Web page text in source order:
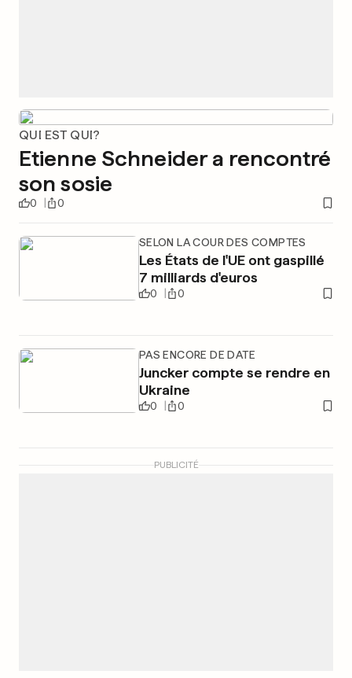
QUI EST QUI?
Etienne Schneider a rencontré
son sosie
0 0
SELON LA COUR DES COMPTES
Les États de l'UE ont gaspillé
7 milliards d'euros
0 0
PAS ENCORE DE DATE
Juncker compte se rendre en
Ukraine
0 0
PUBLICITÉ